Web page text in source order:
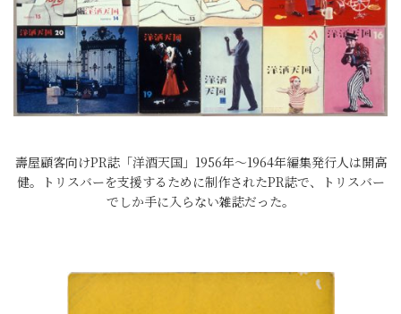
壽屋顧客向けPR誌「洋酒天国」1956年～1964年編集発行人は開高
健。トリスバーを支援するために制作されたPR誌で、トリスバー
でしか手に入らない雑誌だった。